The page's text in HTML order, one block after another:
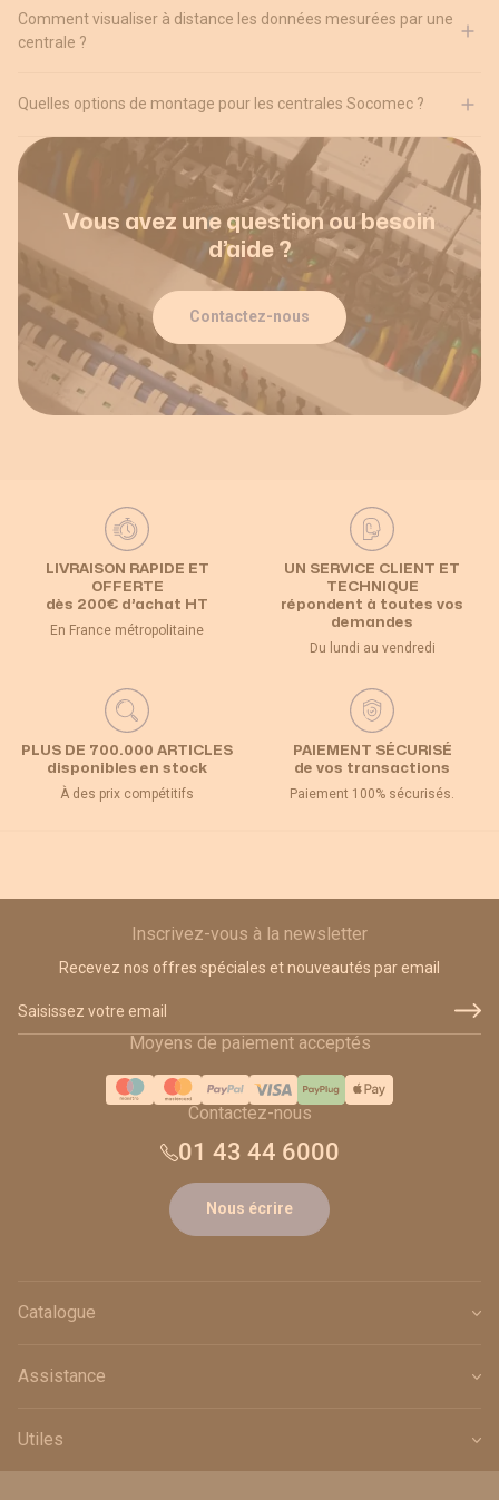
Comment visualiser à distance les données mesurées par une
centrale ?
Quelles options de montage pour les centrales Socomec ?
Vous avez une question ou besoin
d’aide ?
Contactez-nous
LIVRAISON RAPIDE ET
OFFERTE
dès 200€ d’achat HT
En France métropolitaine
UN SERVICE CLIENT ET
TECHNIQUE
répondent à toutes vos
demandes
Du lundi au vendredi
PLUS DE 700.000 ARTICLES
disponibles en stock
À des prix compétitifs
PAIEMENT SÉCURISÉ
de vos transactions
Paiement 100% sécurisés.
Inscrivez-vous à la newsletter
Recevez nos offres spéciales et nouveautés par email
Moyens de paiement acceptés
Contactez-nous
01 43 44 6000
Nous écrire
Catalogue
Assistance
Utiles